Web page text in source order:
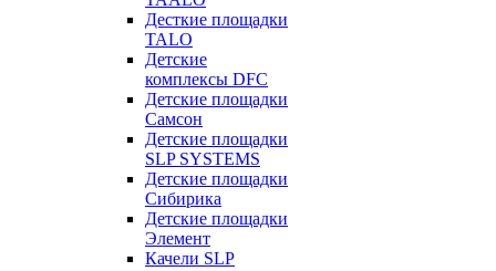
Десткие площадки
TALO
Детские
комплексы DFC
Детские площадки
Самсон
Детские площадки
SLP SYSTEMS
Детские площадки
Сибирика
Детские площадки
Элемент
Качели SLP